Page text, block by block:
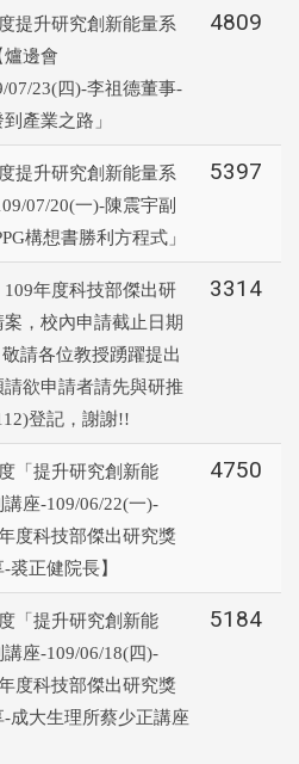
提升研究創新能量系
爐邊會
07/23(四)-李祖德董事-
到產業之路」
4809
提升研究創新能量系
07/20(一)-陳震宇副
構想書勝利方程式」
5397
109年度科技部傑出研
案，校內申請截止日期
請各位教授踴躍提出
請欲申請者請先與研推
登記，謝謝!!
3314
「提升研究創新能
座-109/06/22(一)-
年度科技部傑出研究獎
裘正健院長】
4750
「提升研究創新能
座-109/06/18(四)-
年度科技部傑出研究獎
-成大生理所蔡少正講座
5184